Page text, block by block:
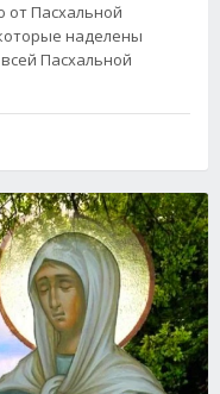
от Пасхальной
наделены
Пасхальной